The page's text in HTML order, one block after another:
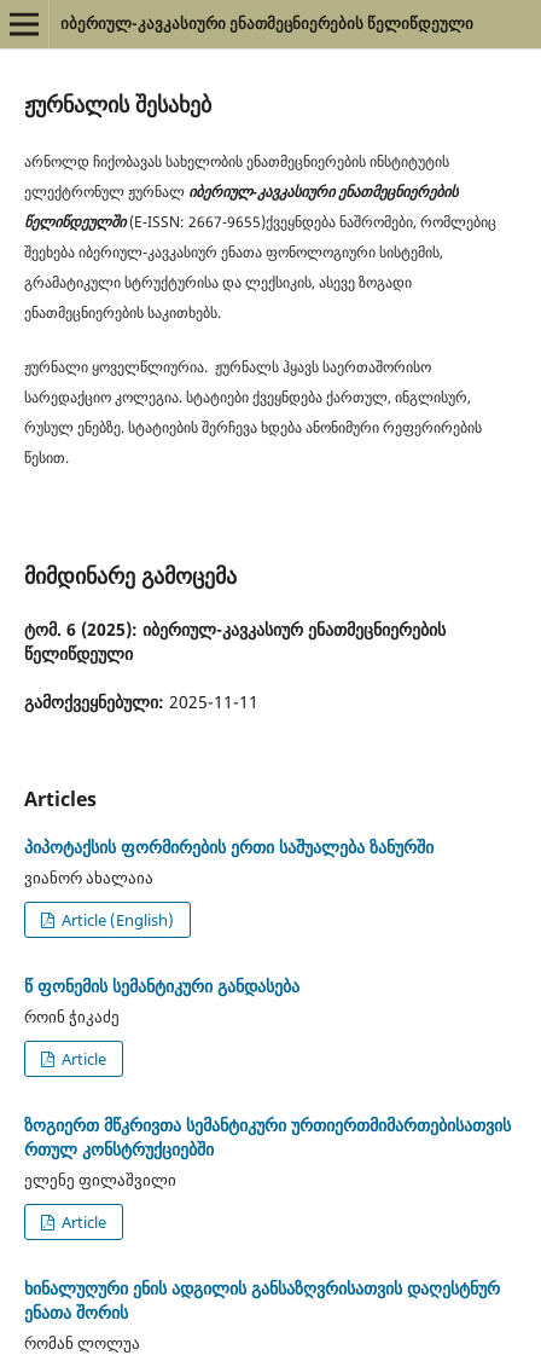
იბერიულ-კავკასიური ენათმეცნიერების წელიწდეული
ჟურნალის შესახებ
არნოლდ ჩიქობავას სახელობის ენათმეცნიერების ინსტიტუტის
ელექტრონულ ჟურნალ იბერიულ-კავკასიური ენათმეცნიერების
წელიწდეულში(E-ISSN: 2667-9655)ქვეყნდება ნაშრომები, რომლებიც
შეეხება იბერიულ-კავკასიურ ენათა ფონოლოგიური სისტემის,
გრამატიკული სტრუქტურისა და ლექსიკის, ასევე ზოგადი
ენათმეცნიერების საკითხებს.
ჟურნალი ყოველწლიურია. ჟურნალს ჰყავს საერთაშორისო
სარედაქციო კოლეგია.სტატიები ქვეყნდება ქართულ, ინგლისურ,
რუსულ ენებზე. სტატიების შერჩევა ხდება ანონიმური რეფერირების
წესით.
მიმდინარე გამოცემა
ტომ. 6 (2025): იბერიულ-კავკასიურ ენათმეცნიერების
წელიწდეული
გამოქვეყნებული: 2025-11-11
Articles
პიპოტაქსის ფორმირების ერთი საშუალება ზანურში
ვიანორ ახალაია
Article (English)
წ ფონემის სემანტიკური განდასება
როინ ჭიკაძე
Article
ზოგიერთ მწკრივთა სემანტიკური ურთიერთმიმართებისათვის
რთულ კონსტრუქციებში
ელენე ფილაშვილი
Article
ხინალუღური ენის ადგილის განსაზღვრისათვის დაღესტნურ
ენათა შორის
რომან ლოლუა